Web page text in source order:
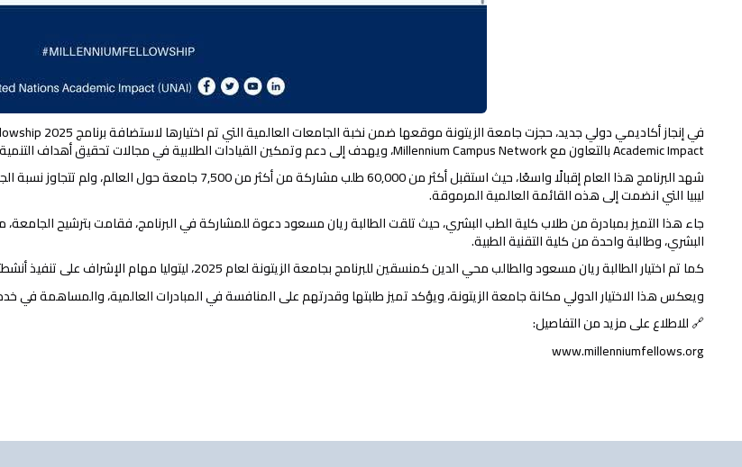
Academic Impact بالتعاون مع Millennium Campus Network، ويهدف إلى دعم وتمكين القيادات الطلابية في مجالات تحقيق أهداف التنمية المستدامة (SDGs) داخل الجامعات والمجتمعات.
ليبيا التي انضمت إلى هذه القائمة العالمية المرموقة.
جاء هذا التميز بمبادرة من طلاب كلية الطب البشري، حيث تلقت الطالبة ريان مسعود دعوة للمشاركة في البرنامج، فقامت بترشيح
البشري، وطالبة واحدة من كلية التقنية الطبية.
كما تم اختيار الطالبة ريان مسعود والطالب محي الدين كمنسقين للبرنامج بجامعة الزيتونة لعام 2025، ليتوليا مهام الإشراف على تنفيذ أنشطته وتوجيه الفرق الطلابية نحو تحقيق أهدافه.
ويعكس هذا الاختيار الدولي مكانة جامعة الزيتونة، ويؤكد تميز طلبتها وقدرتهم على المنافسة في المبادرات العالمية، والمساهمة في
🔗 للاطلاع على مزيد من التفاصيل:
www.millenniumfellows.org